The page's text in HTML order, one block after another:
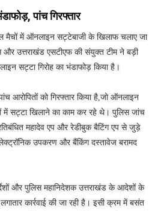
पांच गिरफ्तार
मैचों में ऑनलाइन सट्टेबाजी के खिलाफ चलाए जा
और उत्तराखंड एसटीएफ की संयुक्त टीम ने बड़ी
सट्टा गिरोह का भंडाफोड़ किया है।
आरोपितों को गिरफ्तार किया है,जो ऑनलाइन
में सट्टा खिलाने का काम कर रहे थे। पुलिस जांच
महादेव एप और रेडीबुक बैटिंग एप से जुड़े
उपकरण और बैंकिंग दस्तावेज बरामद
और पुलिस महानिदेशक उत्तराखंड के आदेशों के
कार्रवाई की जा रही है। इसी क्रम में बसंत